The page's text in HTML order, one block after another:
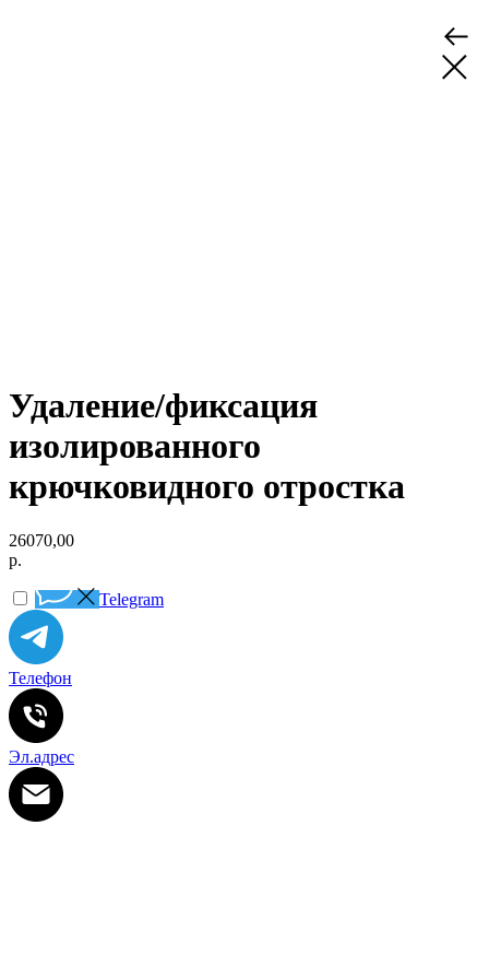
Удаление/фиксация
изолированного
крючковидного отростка
26070,00
р.
Telegram
Телефон
Эл.адрес